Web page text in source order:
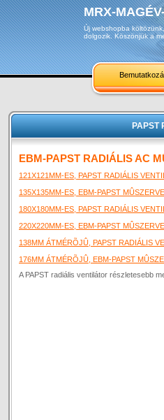
MRX-
Új webshopba
dolgozik. Köszönjük a
PAPST
EBM-PAPST RADIÁLIS AC
121X121MM-ES, PAPST RADIÁLIS
135X135MM-ES, EBM-PAPST
180X180MM-ES, PAPST RADIÁLIS
220X220MM-ES, EBM-PAPST
138MM ÁTMÉRÕJÛ, PAPST RADIÁLIS
176MM ÁTMÉRÕJÛ, EBM-PAPST
A PAPST radiális ventilátor részletesebb